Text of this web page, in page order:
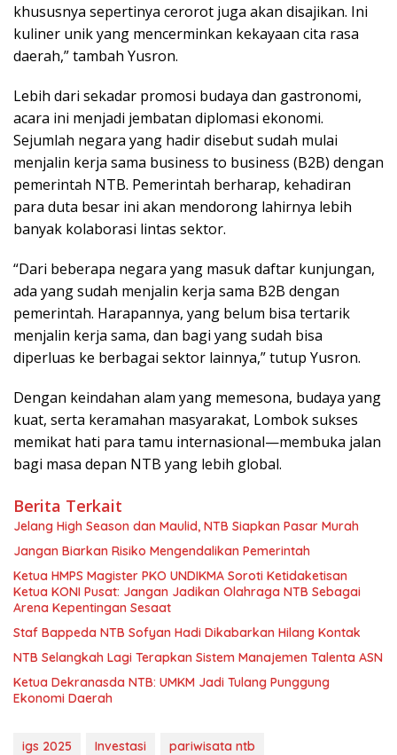
khususnya sepertinya cerorot juga akan disajikan. Ini
kuliner unik yang mencerminkan kekayaan cita rasa
daerah,” tambah Yusron.
Lebih dari sekadar promosi budaya dan gastronomi,
acara ini menjadi jembatan diplomasi ekonomi.
Sejumlah negara yang hadir disebut sudah mulai
menjalin kerja sama business to business (B2B) dengan
pemerintah NTB. Pemerintah berharap, kehadiran
para duta besar ini akan mendorong lahirnya lebih
banyak kolaborasi lintas sektor.
“Dari beberapa negara yang masuk daftar kunjungan,
ada yang sudah menjalin kerja sama B2B dengan
pemerintah. Harapannya, yang belum bisa tertarik
menjalin kerja sama, dan bagi yang sudah bisa
diperluas ke berbagai sektor lainnya,” tutup Yusron.
Dengan keindahan alam yang memesona, budaya yang
kuat, serta keramahan masyarakat, Lombok sukses
memikat hati para tamu internasional—membuka jalan
bagi masa depan NTB yang lebih global.
Berita Terkait
Jelang High Season dan Maulid, NTB Siapkan Pasar Murah
Jangan Biarkan Risiko Mengendalikan Pemerintah
Ketua HMPS Magister PKO UNDIKMA Soroti Ketidaketisan
Ketua KONI Pusat: Jangan Jadikan Olahraga NTB Sebagai
Arena Kepentingan Sesaat
Staf Bappeda NTB Sofyan Hadi Dikabarkan Hilang Kontak
NTB Selangkah Lagi Terapkan Sistem Manajemen Talenta ASN
Ketua Dekranasda NTB: UMKM Jadi Tulang Punggung
Ekonomi Daerah
igs 2025 Investasi pariwisata ntb